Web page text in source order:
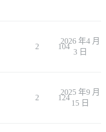
2 104
2026 年4 月
3 日
2 124
2025 年9 月
15 日